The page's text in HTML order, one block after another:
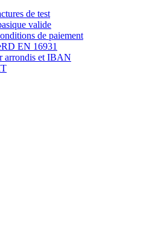
de test
valide
de paiement
EN 16931
arrondis et IBAN